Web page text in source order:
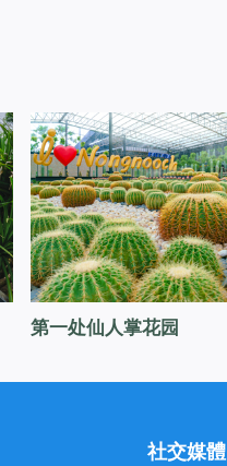
第一处仙人掌花园
社交媒體